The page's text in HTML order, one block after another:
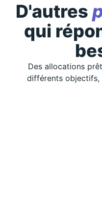
D'autres
qui
Des allocations
différents objectifs,